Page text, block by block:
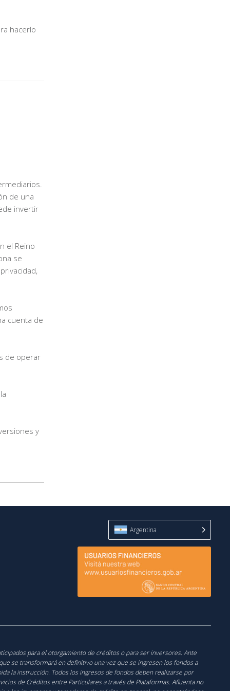
hacerlo
de una
invertir
el Reino
se
cuenta de
de operar
y
Argentina
para el otorgamiento de créditos o para ser inversores. Ante
se transformará en definitivo una vez que se ingresen los fondos a
la instrucción. Todos los ingresos de fondos deben realizarse por
de Créditos entre Particulares a través de Plataformas. Afluenta no